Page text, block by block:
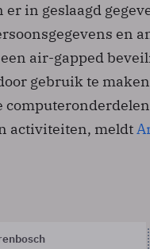
in geslaagd
en
air-gapped
gebruik te
computeronderdelen
activiteiten, meldt